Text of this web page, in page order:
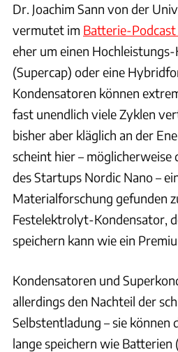
Dr. Joachim Sann von der
vermutet im Batterie-
eher um einen
(Supercap) oder eine
Kondensatoren können
fast unendlich viele Zyklen
bisher aber kläglich an der
scheint hier – möglicherweise
des Startups Nordic Nano –
Materialforschung gefunden
Festelektrolyt-Kondensator,
speichern kann wie ein
Kondensatoren und
allerdings den Nachteil der
Selbstentladung – sie können
lange speichern wie Batterien